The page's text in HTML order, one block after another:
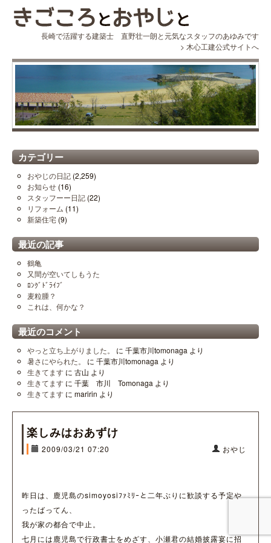
長崎で活躍する建築士 直野壮一朗と元気なスタッフのあゆみです
> 木心工建公式サイトへ
カテゴリー
おやじの日記 (2,259)
お知らせ (16)
スタッフーー日記 (22)
リフォーム (11)
新築住宅 (9)
最近の記事
鶴亀
又間が空いてしもうた
ﾛﾝｸﾞﾄﾞﾗｲﾌﾞ
麦粒腫？
これは、何かな？
最近のコメント
やっと立ち上がりました。 に 千葉市川tomonaga より
暑さにやられた。
に 千葉市川tomonaga より
生きてます に 古山 より
生きてます に 千葉 市川 Tomonaga より
生きてます に maririn より
楽しみはおあずけ
2009/03/21 07:20 おやじ
昨日は、鹿児島のsimoyosiﾌｧﾐﾘｰと二年ぶりに歓談する予定や
ったばってん、
我が家の都合で中止。
七月には鹿児島で行政書士をめざす、小瀬君の結婚披露宴に招